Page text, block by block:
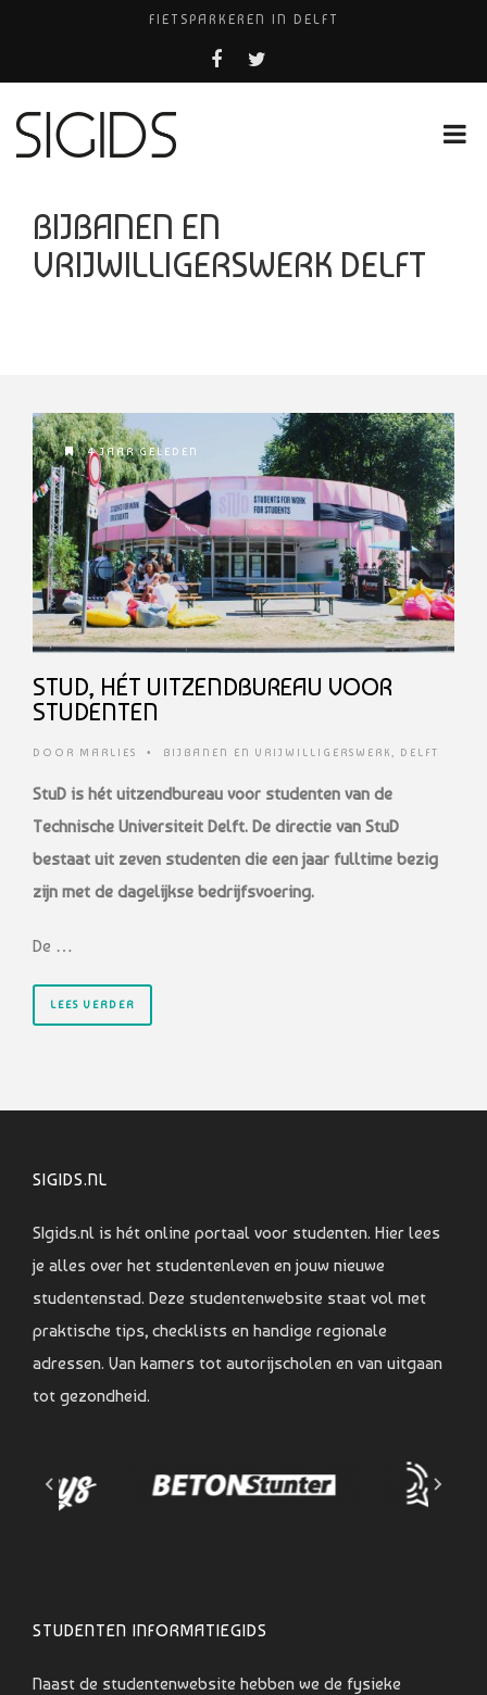
FIETSPARKEREN IN DELFT
PIZZERIA POMPEÏ ￼
BELEEF DE MAGIE VAN FILM BIJ KINEPOLIS
BIJBANEN EN
VRIJWILLIGERSWERK DELFT
4 JAAR GELEDEN
STUD, HÉT UITZENDBUREAU VOOR
STUDENTEN
DOOR MARLIES • BIJBANEN EN VRIJWILLIGERSWERK, DELFT
StuD is hét uitzendbureau voor studenten van de
Technische Universiteit Delft. De directie van StuD
bestaat uit zeven studenten die een jaar fulltime bezig
zijn met de dagelijkse bedrijfsvoering.
De …
LEES VERDER
SIGIDS.NL
SIgids.nl is hét online portaal voor studenten. Hier lees
je alles over het studentenleven en jouw nieuwe
studentenstad. Deze studentenwebsite staat vol met
praktische tips, checklists en handige regionale
adressen. Van kamers tot autorijscholen en van uitgaan
tot gezondheid.
STUDENTEN INFORMATIEGIDS
Naast de studentenwebsite hebben we de fysieke